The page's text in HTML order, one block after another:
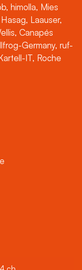
himolla, Mies
Laauser,
Canapés
Germany, ruf-
IT, Roche